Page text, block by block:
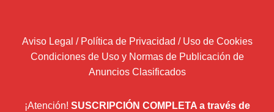
Aviso Legal / Política de Privacidad / Uso de Cookies
Condiciones de Uso y Normas de Publicación de
Anuncios Clasificados
¡Atención! SUSCRIPCIÓN COMPLETA a través de